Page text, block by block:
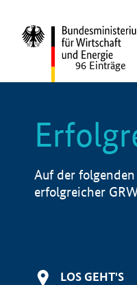
96 Einträge
Auf der
erfolgreicher
LOS GEHT'S